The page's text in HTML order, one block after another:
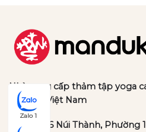
Nhà cung cấp thảm tập yoga
hãng tại Việt Nam
Địa chỉ:
36 Núi Thành, Phường
Zalo 1